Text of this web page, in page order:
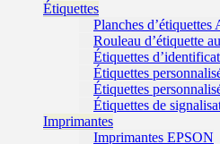
Étiquettes
Planches
Rouleau d’étiquette
Étiquettes
Étiquettes
Étiquettes
Étiquettes de
Imprimantes
Imprimantes EPSON